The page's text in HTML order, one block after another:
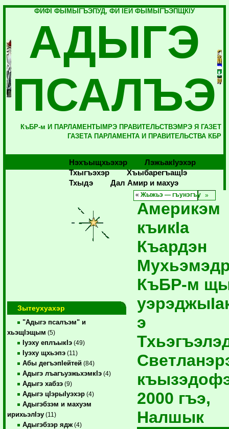
ФИФI ФЫМЫГЪЭПУД, ФИ IЕЙ ФЫМЫГЪЭПЩКIУ
АДЫГЭ
ПСАЛЪЭ
КъБР-м И ПАРЛАМЕНТЫМРЭ ПРАВИТЕЛЬСТВЭМРЭ Я ГАЗЕТ
ГАЗЕТА ПАРЛАМЕНТА И ПРАВИТЕЛЬСТВА КБР
Нэхъыщхьэхэр
Лэжьакlуэхэр
Тхыгъэхэр
Хъыбарегъащlэ
Тхыдэ
Дал Амир и махуэ
Зытеухуахэр
"Адыгэ псалъэм" и
хьэщIэщым (5)
Iуэху еплъыкIэ (49)
Iуэху щхьэпэ (11)
Абы дегъэпIейтей (84)
Адыгэ лъагъуэжьхэмкIэ (4)
Адыгэ хабзэ (9)
Адыгэ цIэрыIуэхэр (4)
Адыгэбзэм и махуэм
ирихьэлIэу (11)
Адыгэбзэр ядж (4)
«Жыжьэ — гъунэгъу
Америкэм
къикIа
Къардэн
КъБР-м
э
2000 гъэ,
Налшык